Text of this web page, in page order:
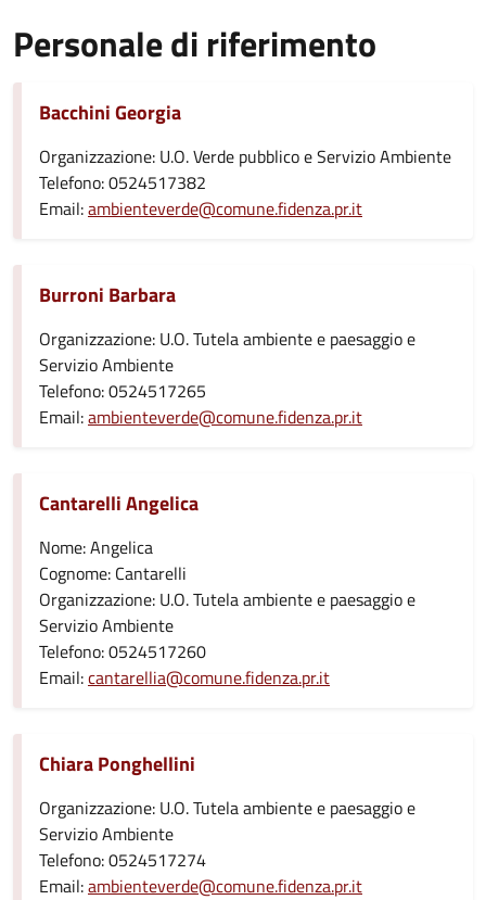
Personale di riferimento
Bacchini Georgia
Organizzazione: U.O. Verde pubblico e Servizio Ambiente
Telefono: 0524517382
Email:ambienteverde@comune.fidenza.pr.it
Burroni Barbara
Organizzazione: U.O. Tutela ambiente e paesaggio e
Servizio Ambiente
Telefono: 0524517265
Email:ambienteverde@comune.fidenza.pr.it
Cantarelli Angelica
Nome: Angelica
Cognome: Cantarelli
Organizzazione: U.O. Tutela ambiente e paesaggio e
Servizio Ambiente
Telefono: 0524517260
Email:cantarellia@comune.fidenza.pr.it
Chiara Ponghellini
Organizzazione: U.O. Tutela ambiente e paesaggio e
Servizio Ambiente
Telefono: 0524517274
Email:ambienteverde@comune.fidenza.pr.it